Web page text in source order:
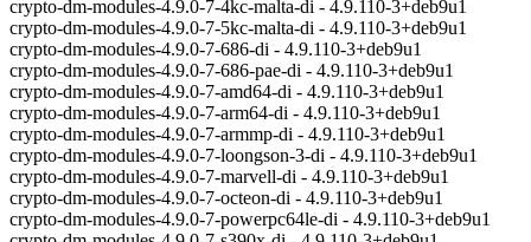
crypto-dm-modules-4.9.0-7-4kc-malta-di - 4.9.110-3+deb9u1
crypto-dm-modules-4.9.0-7-5kc-malta-di - 4.9.110-3+deb9u1
crypto-dm-modules-4.9.0-7-686-di - 4.9.110-3+deb9u1
crypto-dm-modules-4.9.0-7-686-pae-di - 4.9.110-3+deb9u1
crypto-dm-modules-4.9.0-7-amd64-di - 4.9.110-3+deb9u1
crypto-dm-modules-4.9.0-7-arm64-di - 4.9.110-3+deb9u1
crypto-dm-modules-4.9.0-7-armmp-di - 4.9.110-3+deb9u1
crypto-dm-modules-4.9.0-7-loongson-3-di - 4.9.110-3+deb9u1
crypto-dm-modules-4.9.0-7-marvell-di - 4.9.110-3+deb9u1
crypto-dm-modules-4.9.0-7-octeon-di - 4.9.110-3+deb9u1
crypto-dm-modules-4.9.0-7-powerpc64le-di - 4.9.110-3+deb9u1